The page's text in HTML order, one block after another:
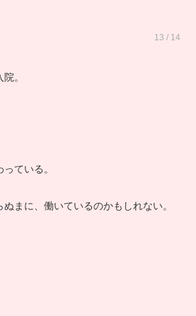
13 / 14
。
ている。
まに、働いているのかもしれない。